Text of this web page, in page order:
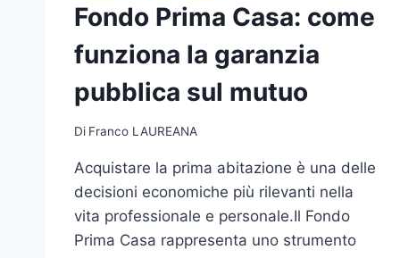
Fondo Prima Casa: come
funziona la garanzia
pubblica sul mutuo
Di Franco LAUREANA
Acquistare la prima abitazione è una delle
decisioni economiche più rilevanti nella
vita professionale e personale.Il Fondo
Prima Casa rappresenta uno strumento